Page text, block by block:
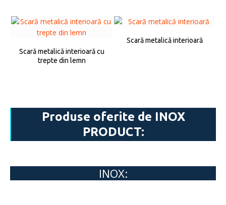
Scară metalică interioară cu
trepte din lemn
Scară metalică interioară
Produse oferite de INOX
PRODUCT:
INOX: